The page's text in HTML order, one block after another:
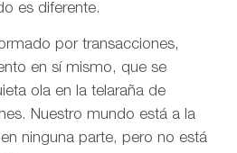
es diferente.
por transacciones,
en sí mismo, que se
ola en la telaraña de
Nuestro mundo está a la
ninguna parte, pero no está